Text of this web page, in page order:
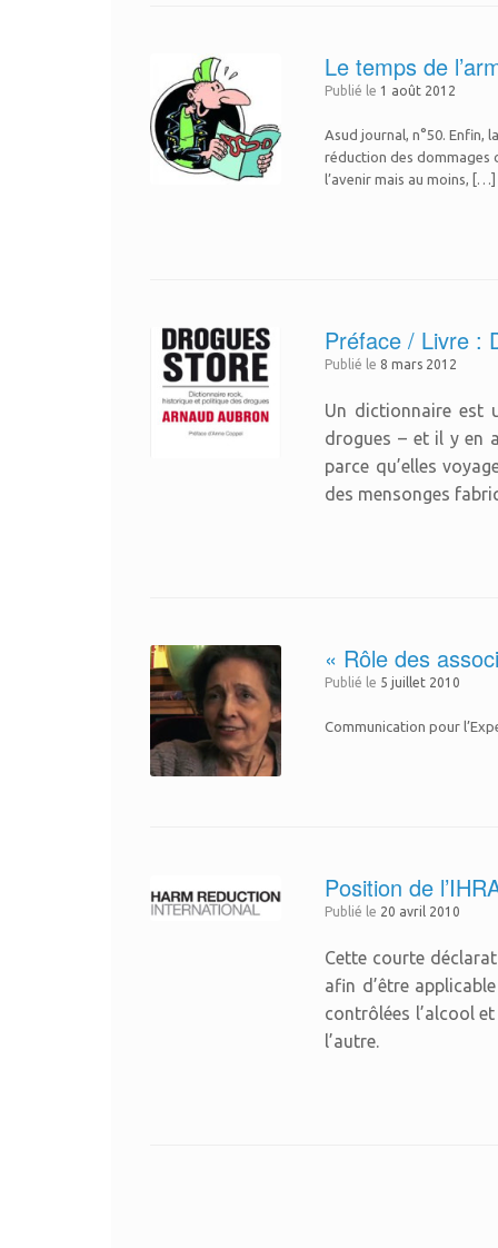
Le temps de
Publié le 1 août 2012
Asud journal, n°50. Enfin,
réduction des dommages
l’avenir mais au moins, […]
Préface / Livre :
Publié le 8 mars 2012
Un dictionnaire est
drogues – et il y en
parce qu’elles
des mensonges
« Rôle des
Publié le 5 juillet 2010
Communication pour
Position de
Publié le 20 avril 2010
Cette courte
afin d’être
contrôlées l’alcool
l’autre.